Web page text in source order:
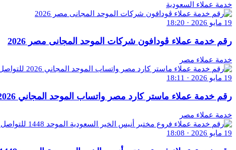
خدمة عملاء السعودية
19 مايو 2026 · 18:20
رقم خدمة عملاء ڤودافون شركات الموحد المجانى مصر 2026
خدمة عملاء مصر
19 مايو 2026 · 18:11
رقم خدمة عملاء ماستر كارد مصر واتساب الموحد المجاني 2026 للتواصل والاستفسار
خدمة عملاء مصر
19 مايو 2026 · 18:08